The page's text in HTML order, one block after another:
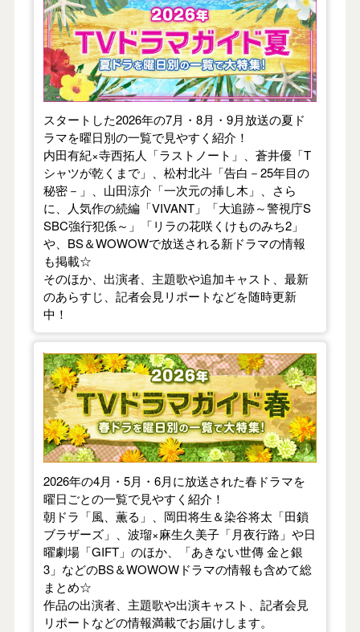
スタートした2026年の7月・8月・9月放送の夏ド
ラマを曜日別の一覧で見やすく紹介！
内田有紀×寺西拓人「ラストノート」、蒼井優「T
シャツが乾くまで」、松村北斗「告白－25年目の
秘密－」、山田涼介「一次元の挿し木」、さら
に、人気作の続編「VIVANT」「大追跡～警視庁S
SBC強行犯係～」「リラの花咲くけものみち2」
や、BS＆WOWOWで放送される新ドラマの情報
も掲載☆
そのほか、出演者、主題歌や追加キャスト、最新
のあらすじ、記者会見リポートなどを随時更新
中！
【2026年春】TVドラマガイド
2026年の4月・5月・6月に放送された春ドラマを
曜日ごとの一覧で見やすく紹介！
朝ドラ「風、薫る」、岡田将生＆染谷将太「田鎖
ブラザーズ」、波瑠×麻生久美子「月夜行路」や日
曜劇場「GIFT」のほか、「あきない世傳 金と銀
3」などのBS＆WOWOWドラマの情報も含めて総
まとめ☆
作品の出演者、主題歌や出演キャスト、記者会見
リポートなどの情報満載でお届けします。